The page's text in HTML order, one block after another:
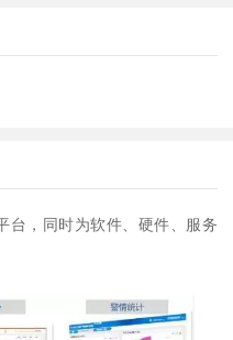
台，同时为软件、硬件、服务